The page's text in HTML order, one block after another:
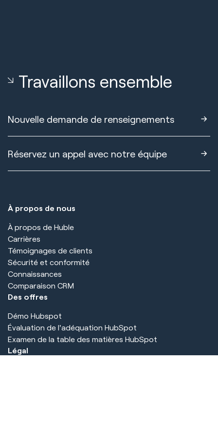
Travaillons ensemble
Nouvelle demande de renseignements
Réservez un appel avec notre équipe
À propos de nous
À propos de Huble
Carrières
Témoignages de clients
Sécurité et conformité
Connaissances
Comparaison CRM
Des offres
Démo Hubspot
Évaluation de l'adéquation HubSpot
Examen de la table des matières HubSpot
Légal